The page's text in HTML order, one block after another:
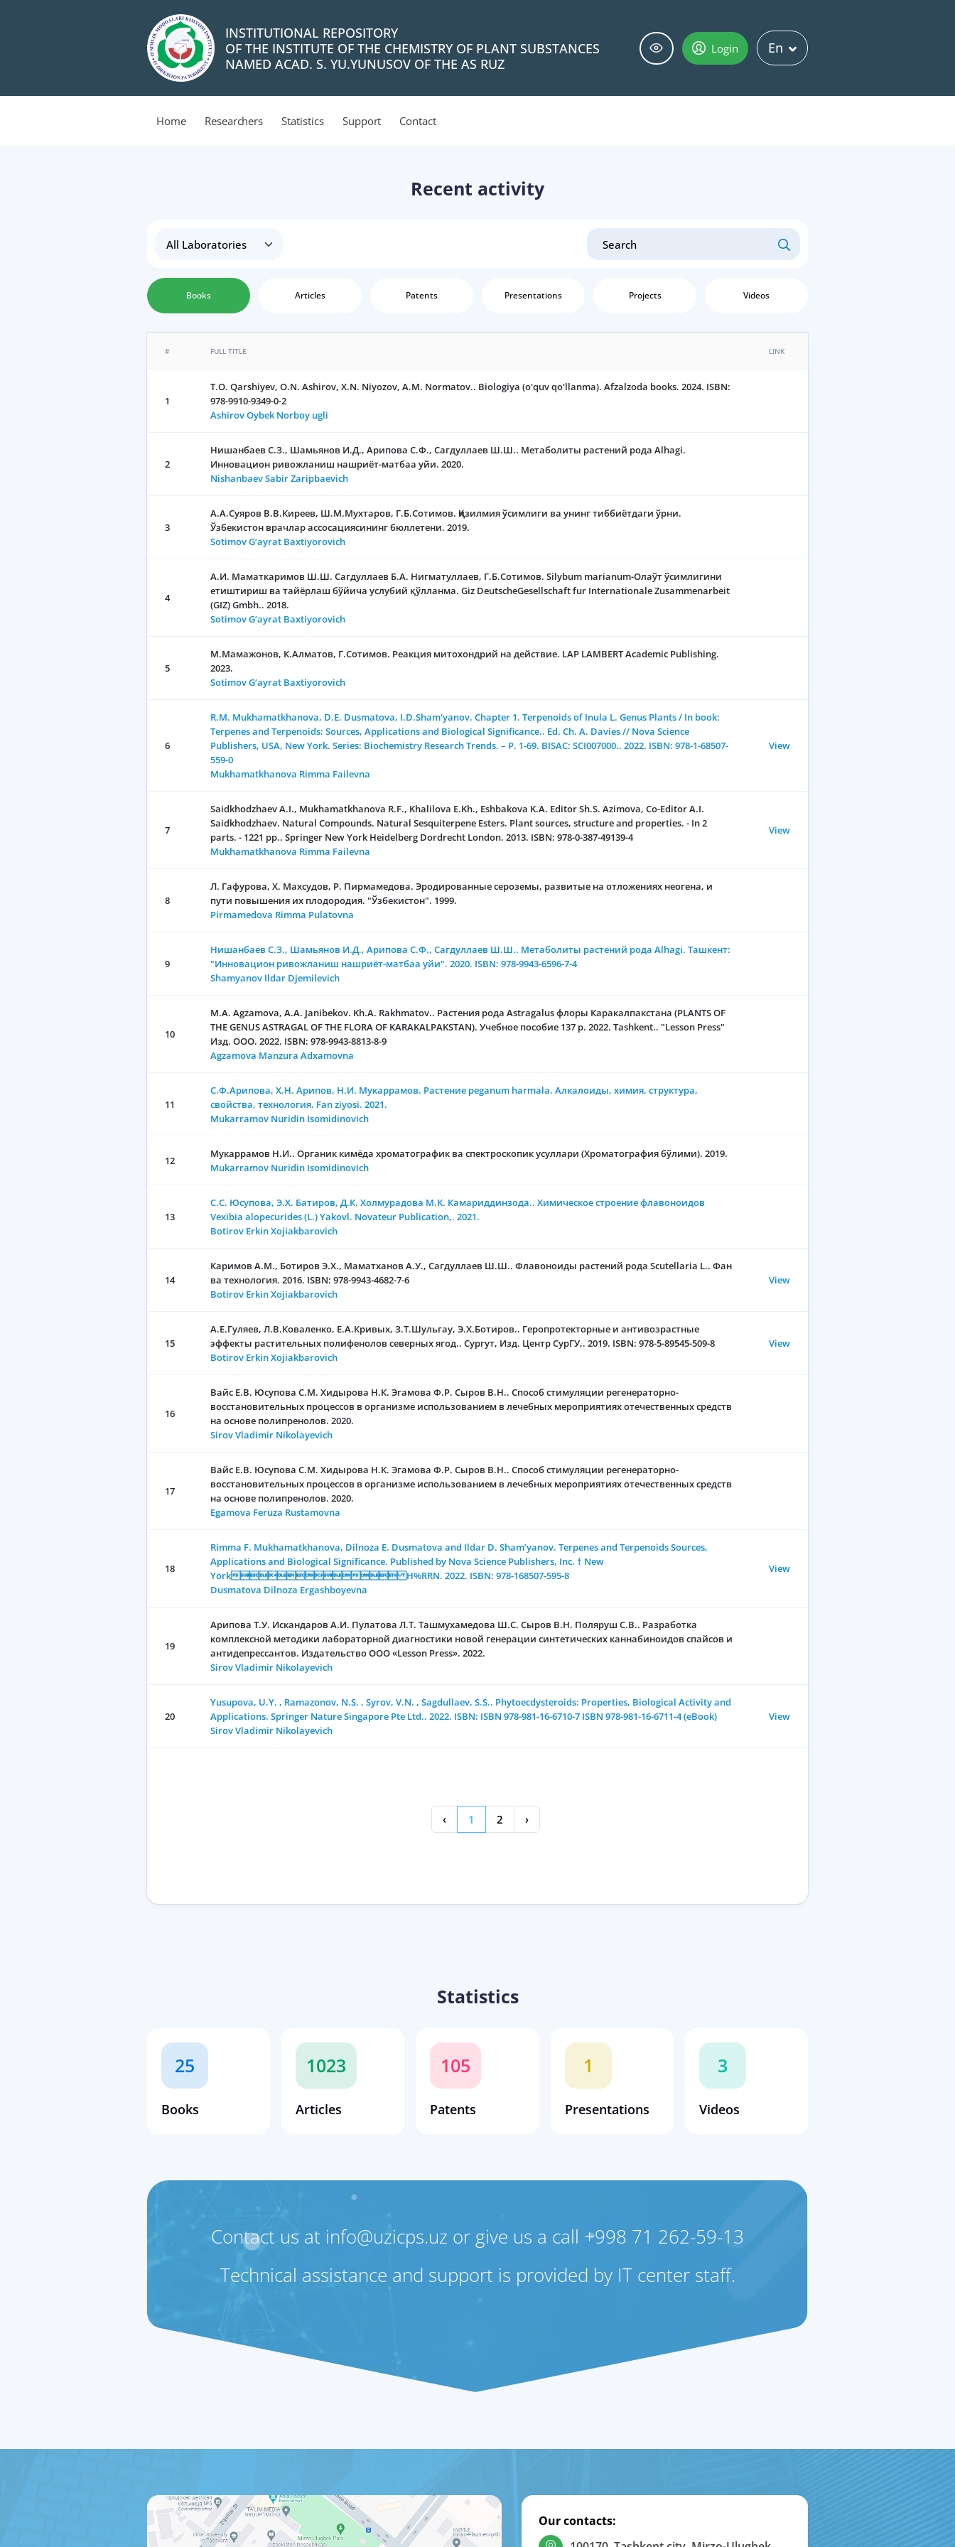
INSTITUTIONAL REPOSITORY
OF THE INSTITUTE OF THE CHEMISTRY OF PLANT SUBSTANCES
NAMED ACAD. S. YU.YUNUSOV OF THE AS RUZ
Login En
Home Researchers Statistics Support Contact
Recent activity
Books Articles Patents Presentations Projects Videos
# FULL TITLE LINK
1
T.O. Qarshiyev, O.N. Ashirov, X.N. Niyozov, A.M. Normatov.. Biologiya (o'quv qo'llanma). Afzalzoda books. 2024. ISBN:
978-9910-9349-0-2
Ashirov Oybek Norboy ugli
2
Нишанбаев С.З., Шамьянов И.Д., Арипова С.Ф., Сагдуллаев Ш.Ш.. Метаболиты растений рода Alhagi.
Инновацион ривожланиш нашриёт-матбаа уйи. 2020.
Nishanbaev Sabir Zaripbaevich
3
А.А.Суяров В.В.Киреев, Ш.М.Мухтаров, Г.Б.Сотимов. Қизилмия ўсимлиги ва унинг тиббиётдаги ўрни.
Ўзбекистон врачлар ассосациясининг бюллетени. 2019.
Sotimov G‘ayrat Baxtiyorovich
4
А.И. Маматкаримов Ш.Ш. Сагдуллаев Б.А. Нигматуллаев, Г.Б.Сотимов. Silybum marianum-Олаўт ўсимлигини
етиштириш ва тайёрлаш бўйича услубий қўлланма. Giz DeutscheGesellschaft fur Internationale Zusammenarbeit
(GIZ) Gmbh.. 2018.
Sotimov G‘ayrat Baxtiyorovich
5
М.Мамажонов, К.Алматов, Г.Сотимов. Реакция митохондрий на действие. LAP LAMBERT Academic Publishing.
2023.
Sotimov G‘ayrat Baxtiyorovich
6
R.M. Mukhamatkhanova, D.E. Dusmatova, I.D.Sham'yanov. Chapter 1. Terpenoids of Inula L. Genus Plants / In book:
Terpenes and Terpenoids: Sources, Applications and Biological Significance.. Ed. Ch. A. Davies // Nova Science
Publishers, USA, New York. Series: Biochemistry Research Trends. – P. 1-69. BISAC: SCI007000.. 2022. ISBN: 978-1-68507-
559-0
Mukhamatkhanova Rimma Failevna
View
7
Saidkhodzhaev A.I., Mukhamatkhanova R.F., Khalilova E.Kh., Eshbakova K.A. Editor Sh.S. Azimova, Co-Editor A.I.
Saidkhodzhaev. Natural Compounds. Natural Sesquiterpene Esters. Plant sources, structure and properties. - In 2
parts. - 1221 pp.. Springer New York Heidelberg Dordrecht London. 2013. ISBN: 978-0-387-49139-4
Mukhamatkhanova Rimma Failevna
View
8
Л. Гафурова, Х. Махсудов, Р. Пирмамедова. Эродированные сероземы, развитые на отложениях неогена, и
пути повышения их плодородия. "Ўзбекистон". 1999.
Pirmamedova Rimma Pulatovna
9
Нишанбаев С.З., Шамьянов И.Д., Арипова С.Ф., Сагдуллаев Ш.Ш.. Метаболиты растений рода Alhagi. Ташкент:
"Инновацион ривожланиш нашриёт-матбаа уйи". 2020. ISBN: 978-9943-6596-7-4
Shamyanov Ildar Djemilevich
10
M.A. Agzamova, А.А. Janibekov. Kh.A. Rakhmatov.. Растения рода Astragalus флоры Каракалпакстана (PLANTS OF
THE GENUS ASTRAGAL OF THE FLORA OF KARAKALPAKSTAN). Учебное пособие 137 p. 2022. Tashkent.. "Lesson Press"
Изд. ООО. 2022. ISBN: 978-9943-8813-8-9
Agzamova Manzura Adxamovna
11
C.Ф.Арипова, Х.Н. Арипов, Н.И. Мукаррамов. Растение peganum harmala. Алкалоиды, химия, структура,
свойства, технология. Fan ziyosi. 2021.
Mukarramov Nuridin Isomidinovich
12
Мукаррамов Н.И.. Органик кимёда хроматографик ва спектроскопик усуллари (Хроматография бўлими). 2019.
Mukarramov Nuridin Isomidinovich
13
С.С. Юсупова, Э.Х. Батиров, Д.К. Холмурадова М.К. Камариддинзода.. Химическое строение флавоноидов
Vexibia alopecurides (L.) Yakovl. Novateur Publication,. 2021.
Botirov Erkin Xojiakbarovich
14
Каримов А.М., Ботиров Э.Х., Маматханов А.У., Сагдуллаев Ш.Ш.. Флавоноиды растений рода Scutellaria L.. Фан
ва технология. 2016. ISBN: 978-9943-4682-7-6
Botirov Erkin Xojiakbarovich
View
15
А.Е.Гуляев, Л.В.Коваленко, Е.А.Кривых, З.Т.Шульгау, Э.Х.Ботиров.. Геропротекторные и антивозрастные
эффекты растительных полифенолов северных ягод.. Сургут, Изд. Центр СурГУ,. 2019. ISBN: 978-5-89545-509-8
Botirov Erkin Xojiakbarovich
View
16
Вайс Е.В. Юсупова С.М. Хидырова Н.К. Эгамова Ф.Р. Сыров В.Н.. Способ стимуляции регенераторно-
восстановительных процессов в организме использованием в лечебных мероприятиях отечественных средств
на основе полипренолов. 2020.
Sirov Vladimir Nikolayevich
17
Вайс Е.В. Юсупова С.М. Хидырова Н.К. Эгамова Ф.Р. Сыров В.Н.. Способ стимуляции регенераторно-
восстановительных процессов в организме использованием в лечебных мероприятиях отечественных средств
на основе полипренолов. 2020.
Egamova Feruza Rustamovna
18
Rimma F. Mukhamatkhanova, Dilnoza E. Dusmatova and Ildar D. Sham’yanov. Terpenes and Terpenoids Sources,
Applications and Biological Significance. Published by Nova Science Publishers, Inc. † New
York H%RRN. 2022. ISBN: 978-168507-595-8
Dusmatova Dilnoza Ergashboyevna
View
19
Арипова Т.У. Искандаров А.И. Пулатова Л.Т. Ташмухамедова Ш.С. Сыров В.Н. Поляруш С.В.. Разработка
комплексной методики лабораторной диагностики новой генерации синтетических каннабиноидов спайсов и
антидепрессантов. Издательство ООО «Lesson Press». 2022.
Sirov Vladimir Nikolayevich
20
Yusupova, U.Y. , Ramazonov, N.S. , Syrov, V.N. , Sagdullaev, S.S.. Phytoecdysteroids: Properties, Biological Activity and
Applications. Springer Nature Singapore Pte Ltd.. 2022. ISBN: ISBN 978-981-16-6710-7 ISBN 978-981-16-6711-4 (eBook)
Sirov Vladimir Nikolayevich
View
‹ 1 2 ›
Statistics
25
Books
1023
Articles
105
Patents
1
Presentations
3
Videos
Contact us at info@uzicps.uz or give us a call +998 71 262-59-13
Technical assistance and support is provided by IT center staff.
Our contacts: